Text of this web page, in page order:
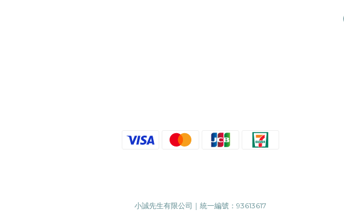
小誠先生有限公司｜統一編號：93613617